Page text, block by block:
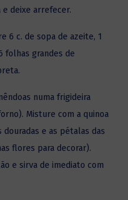
deixe arrefecer.
6 c. de sopa de azeite, 1
folhas grandes de
numa frigideira
Misture com a quinoa
e as pétalas das
flores para decorar).
e sirva de imediato com